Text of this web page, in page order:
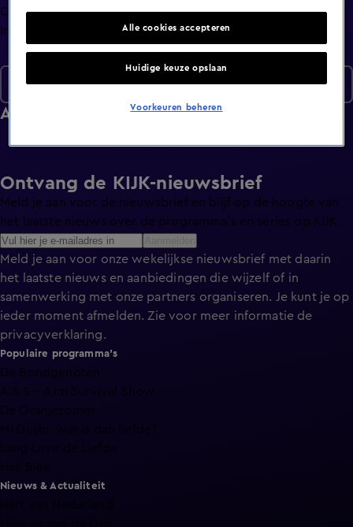
Clips
Info
Afleveringen
Seizoen 1
Ontvang de KIJK-nieuwsbrief
Meld je aan voor de nieuwsbrief en blijf op de hoogte van
het laatste nieuws over de programma’s en series op KIJK.
Meld je aan voor onze wekelijkse nieuwsbrief met daarin
het laatste nieuws en aanbiedingen die wijzelf of in
samenwerking met onze partners organiseren. Je kunt je op
ieder moment afmelden. Zie voor meer informatie de
privacyverklaring.
Populaire programma's
De Bondgenoten
A.S.S. - Anti Survival Show
De Oranjezomer
Mi Dushi: wat is dan liefde?
Lang Leve de Liefde
Nieuws & Actualiteit
Alle cookies accepteren
Huidige keuze opslaan
Voorkeuren beheren